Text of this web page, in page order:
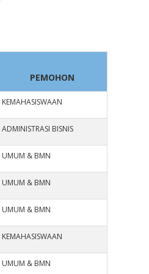
PEMOHON
KEMAHASISWAAN
ADMINISTRASI BISNIS
UMUM & BMN
UMUM & BMN
UMUM & BMN
KEMAHASISWAAN
UMUM & BMN